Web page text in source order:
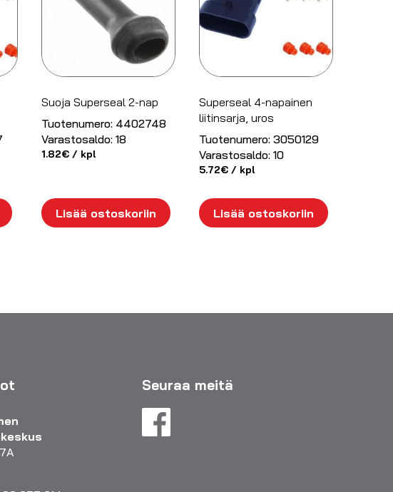
Suoja Superseal 2-nap
Tuotenumero: 4402748
Varastosaldo: 18
1.82€/ kpl
Lisää ostoskoriin
Superseal 4-napainen
liitinsarja, uros
Tuotenumero: 3050129
Varastosaldo: 10
5.72€/ kpl
Lisää ostoskoriin
Seuraa meitä